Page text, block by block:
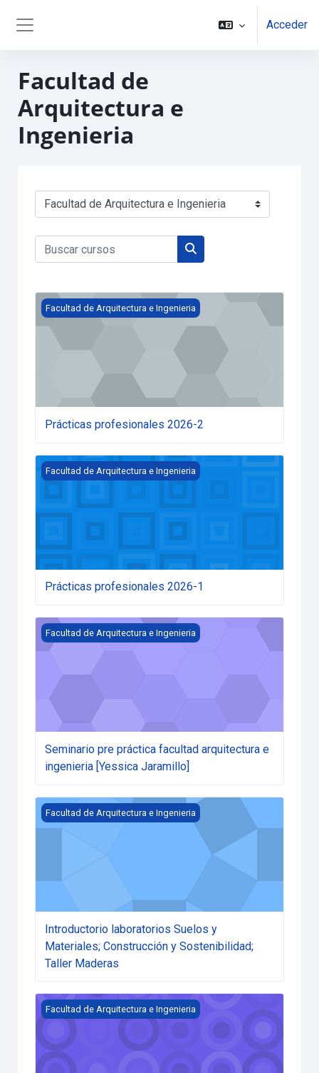
Acceder
Facultad de
Arquitectura e
Ingenieria
Categorías
Buscar cursos
Buscar cursos
Prácticas profesionales 2026-2
Facultad de Arquitectura e Ingenieria
Prácticas profesionales 2026-2
Prácticas profesionales 2026-1
Facultad de Arquitectura e Ingenieria
Prácticas profesionales 2026-1
Seminario pre práctica facultad arquitectura e
Facultad de Arquitectura e Ingenieria
Seminario pre práctica facultad arquitectura e
ingenieria [Yessica Jaramillo]
Introductorio laboratorios Suelos y Materiales;
Facultad de Arquitectura e Ingenieria
Introductorio laboratorios Suelos y
Materiales; Construcción y Sostenibilidad;
Taller Maderas
Prácticas profesionales 2025-1
Facultad de Arquitectura e Ingenieria